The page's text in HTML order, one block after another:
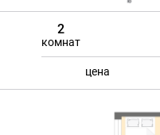
2
комнат
цена